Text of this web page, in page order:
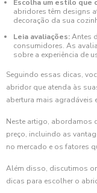
Escolha um estilo que
abridores têm designs
decoração da sua
Leia avaliações:Antes
consumidores. As
sobre a experiência de
Seguindo essas dicas,
abridor que atenda às
abertura mais agradáveis
Neste artigo, abordamos
preço, incluindo as
no mercado e os fatores
Além disso, discutimos
dicas para escolher o